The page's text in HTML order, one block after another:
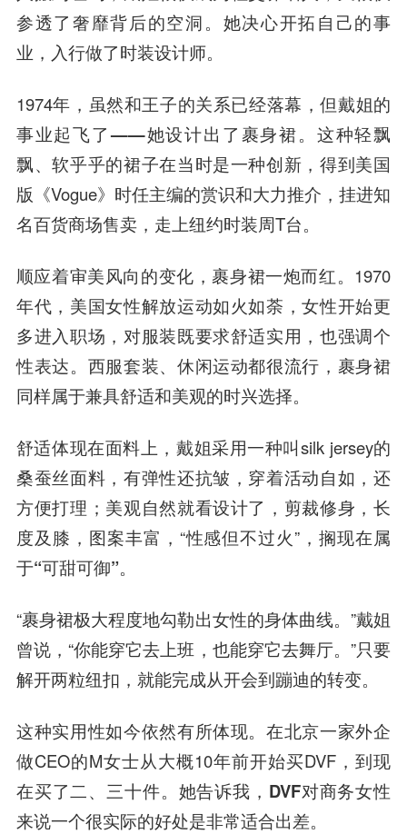
参透了奢靡背后的空洞。 她决心开拓自己的事
业，入行做了时装设计师。
1974年，虽然和王子的关系已经落幕，但戴姐的
事业起飞了——她设计出了裹身裙。 这种轻飘
飘、软乎乎的裙子在当时是一种创新，得到美国
版《Vogue》时任主编的赏识和大力推介，挂进知
名百货商场售卖，走上纽约时装周T台。
顺应着审美风向的变化，裹身裙一炮而红。 1970
年代，美国女性解放运动如火如荼，女性开始更
多进入职场， 对服装既要求舒适实用，也强调个
性表达。 西服套装、休闲运动都很流行，裹身裙
同样属于兼具舒适和美观的时兴选择。
舒适体现在面料上，戴姐采用一种叫silk jersey的
桑蚕丝面料，有弹性还抗皱，穿着活动自如，还
方便打理；美观自然就看设计了，剪裁修身，长
度及膝，图案丰富，“性感但不过火”，搁现在属
于“可甜可御”。
“裹身裙极大程度地勾勒出女性的身体曲线。”戴姐
曾说，“你能穿它去上班，也能穿它去舞厅。”只要
解开两粒纽扣，就能完成从开会到蹦迪的转变。
这种实用性如今依然有所体现。在北京一家外企
做CEO的M女士从大概10年前开始买DVF，到现
在买了二、三十件。她告诉我， DVF对商务女性
来说一个很实际的好处是非常适合出差。